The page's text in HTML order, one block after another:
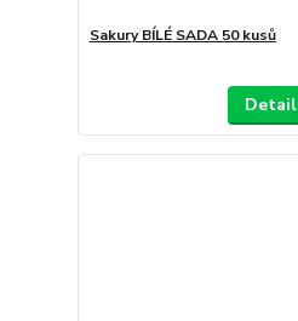
Sakury BÍLÉ SADA 50 kusů
Detail